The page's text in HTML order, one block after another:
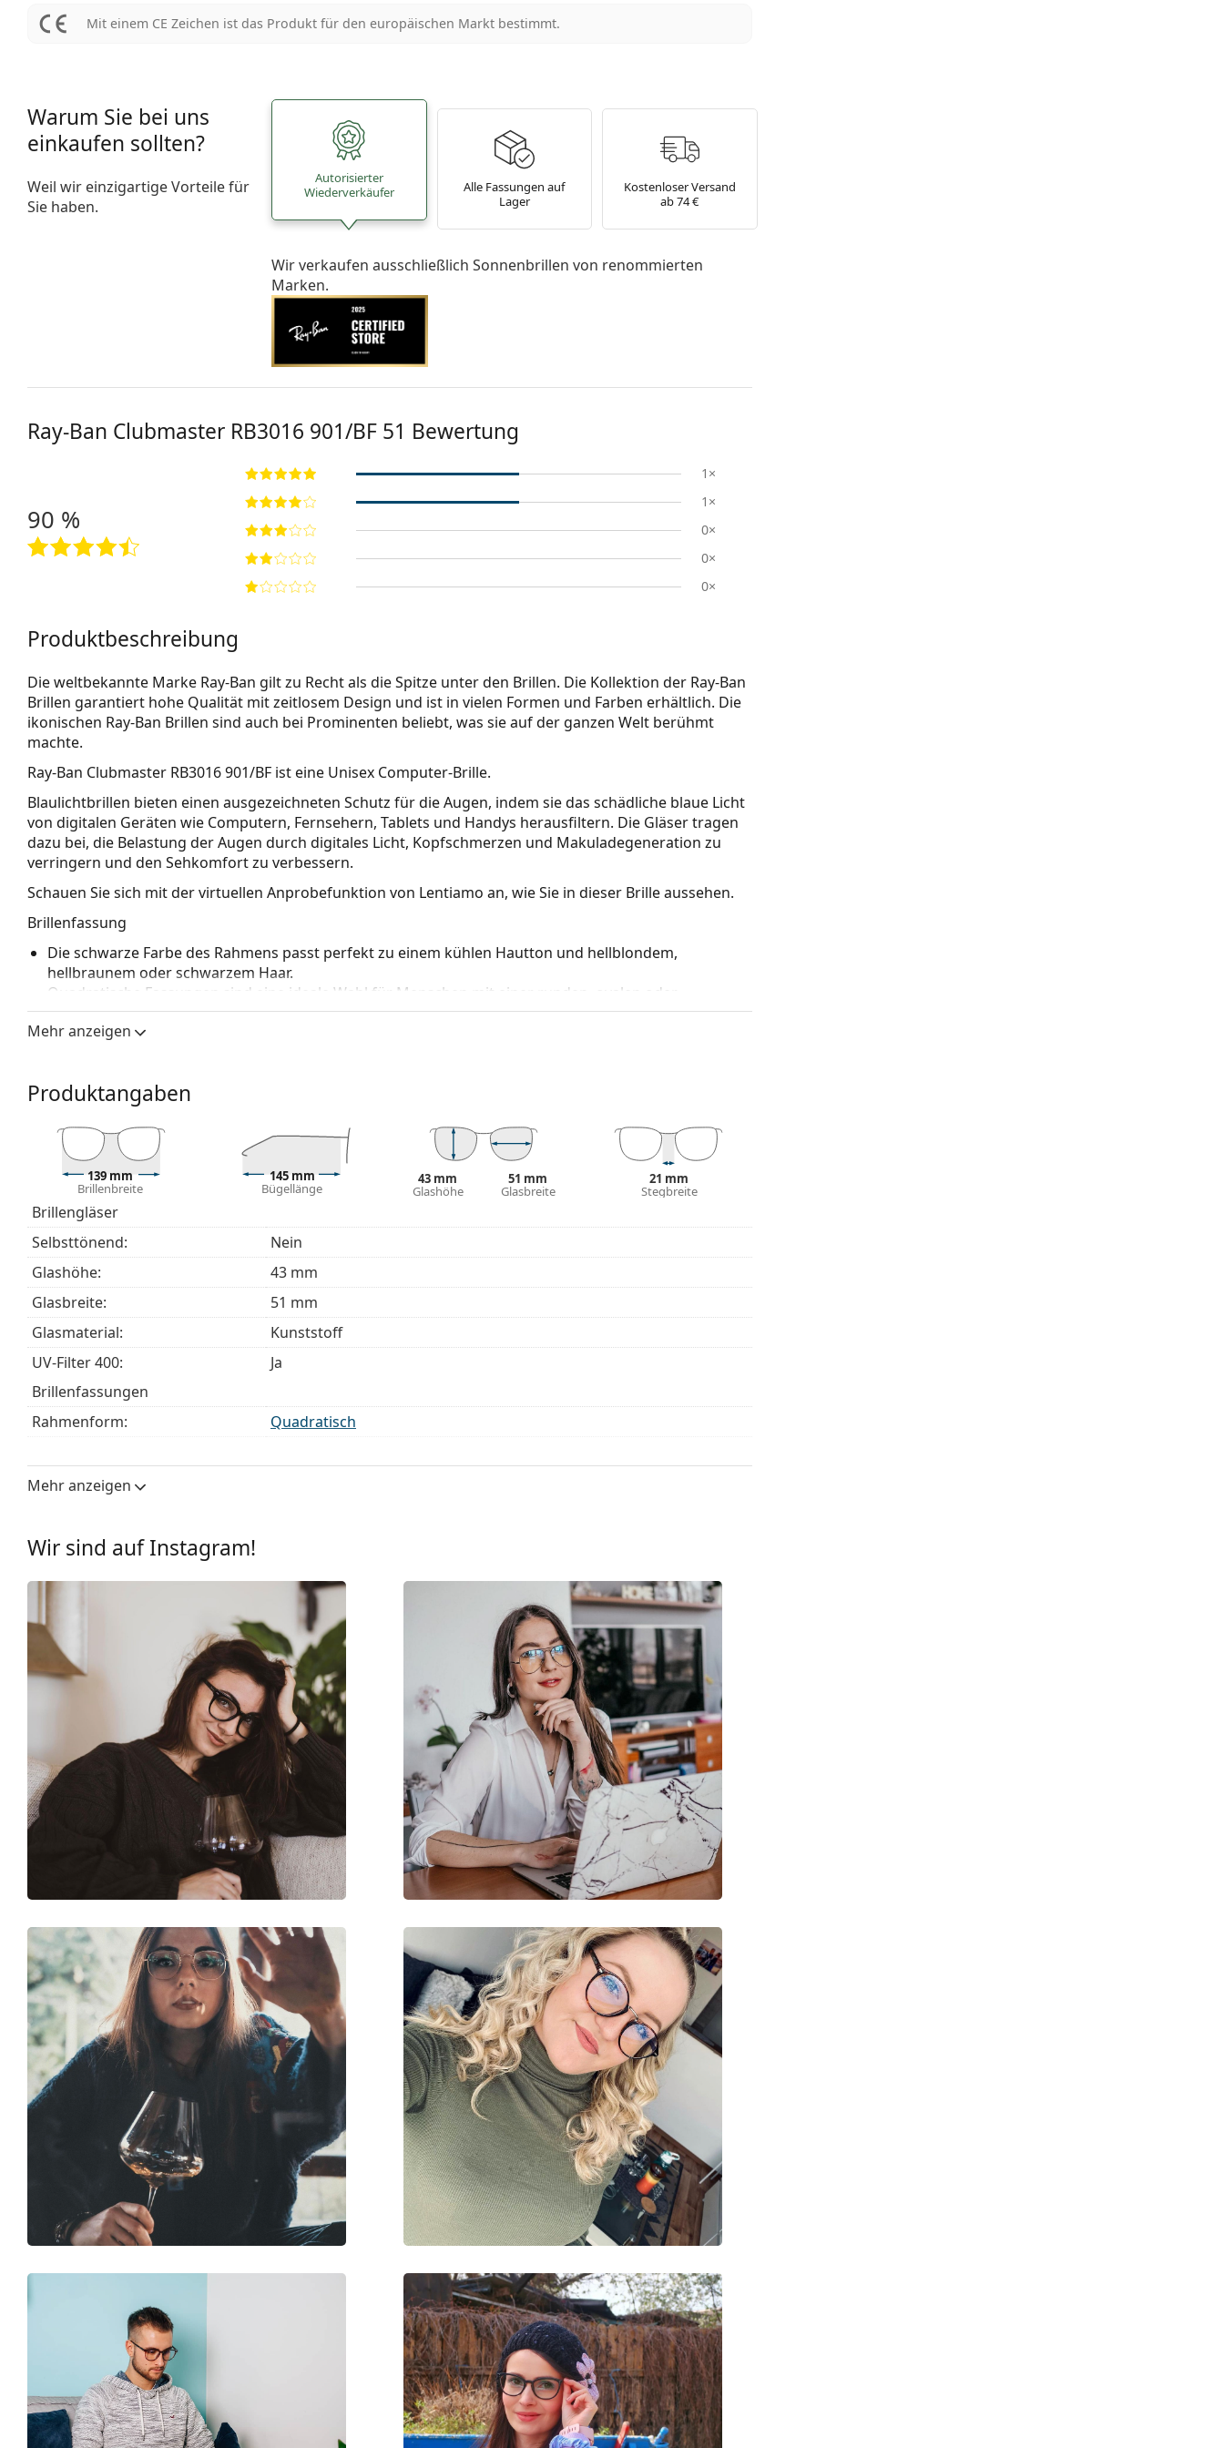
Mit einem CE Zeichen ist das Produkt für den europäischen Markt bestimmt.
Warum Sie bei uns
einkaufen sollten?
Weil wir einzigartige Vorteile für
Sie haben.
Autorisierter
Wiederverkäufer
Alle Fassungen auf
Lager
Kostenloser Versand
ab 74 €
Wir verkaufen ausschließlich Sonnenbrillen von renommierten
Marken.
Ray-Ban Clubmaster RB3016 901/BF 51 Bewertung
90 %
1×
1×
0×
0×
0×
Produktbeschreibung
Die weltbekannte Marke Ray-Ban gilt zu Recht als die Spitze unter den Brillen. Die Kollektion der Ray-Ban
Brillen garantiert hohe Qualität mit zeitlosem Design und ist in vielen Formen und Farben erhältlich. Die
ikonischen Ray-Ban Brillen sind auch bei Prominenten beliebt, was sie auf der ganzen Welt berühmt
machte.
Ray-Ban Clubmaster RB3016 901/BF ist eine Unisex Computer-Brille.
Blaulichtbrillen bieten einen ausgezeichneten Schutz für die Augen, indem sie das schädliche blaue Licht
von digitalen Geräten wie Computern, Fernsehern, Tablets und Handys herausfiltern. Die Gläser tragen
dazu bei, die Belastung der Augen durch digitales Licht, Kopfschmerzen und Makuladegeneration zu
verringern und den Sehkomfort zu verbessern.
Schauen Sie sich mit der virtuellen Anprobefunktion von Lentiamo an, wie Sie in dieser Brille aussehen.
Brillenfassung
Die schwarze Farbe des Rahmens passt perfekt zu einem kühlen Hautton und hellblondem,
hellbraunem oder schwarzem Haar.
Quadratische Fassungen sind eine ideale Wahl für Menschen mit einer runden, ovalen oder
dreieckigen Gesichtsform.
Die Brillenfassung der Computerbrille besteht aus einer Kombination aus Metall und Kunststoff. Sie
Die Nasenpads passen sich der Nasenform an und sorgen so für einen höheren Tragekomfort. Die
Anpassung der Nasenpads sollte immer von einem erfahrenen Optiker vorgenommen werden, um
Beschädigungen oder Brüche durch unsachgemäße Behandlung zu vermeiden.
Zubehör
Wir liefern die Computerbrille in ihrem Original-Etui. Die Farbe des Etuis und sein Design können
variieren.
Das mitgelieferte Tuch ist ideal zum Reinigen und Pflegen der Sonnenbrille. Einige Modelle können
mit einem Stoffbeutel anstelle eines Tuchs geliefert werden.
Entdecken Sie das gesamte Sortiment derBlaulichtfilter-Brillen, um weitere Modelle beliebter Marken zu
finden.
Mehr anzeigen
Produktangaben
139 mm
Brillenbreite
145 mm
Bügellänge
43 mm
Glashöhe
51 mm
Glasbreite
21 mm
Stegbreite
Brillengläser
Selbsttönend:
Nein
Glashöhe:
43 mm
Glasbreite:
51 mm
Glasmaterial:
Kunststoff
UV-Filter 400:
Ja
Brillenfassungen
Rahmenform:
Quadratisch
Material der Fassung:
Brillenbreite:
21 mm
Gewicht:
100 g
Verstellbare Nasenpads:
Ja
Ja
Reinigungstuch:
Ja
Weiteres
Unisex
Blaufilter Brillen
Ray-Ban
Code:
RB3016 901/BF 51
Mehr anzeigen
Wir sind auf Instagram!